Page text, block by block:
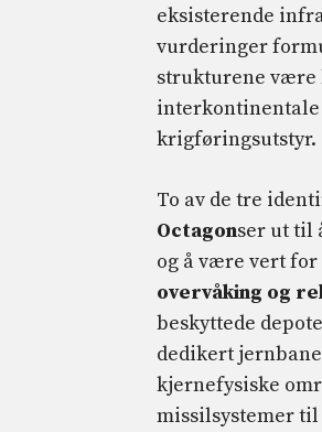
eksisterende
vurderinger
strukturene være
krigføringsutstyr.
To av de tre
Octagonser ut til
og å være vert
overvåking og
beskyttede
dedikert
kjernefysiske
missilsystemer